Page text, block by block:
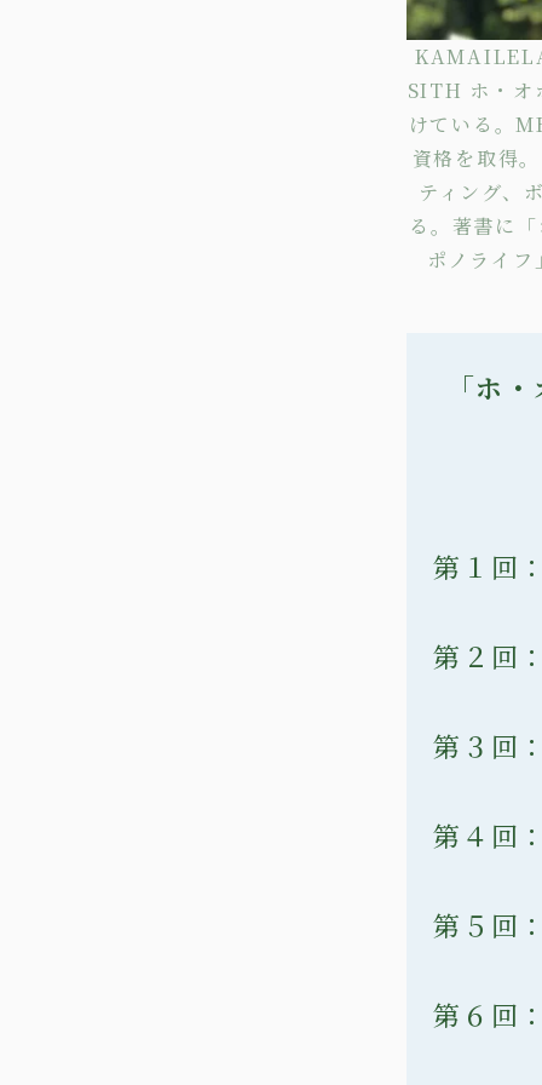
SITH ホ・オ
けている。
資格を取得
ティング、
る。著書に
ポノライフ
「ホ
第１回
第２回
第３回
第４回
第５回
第６回